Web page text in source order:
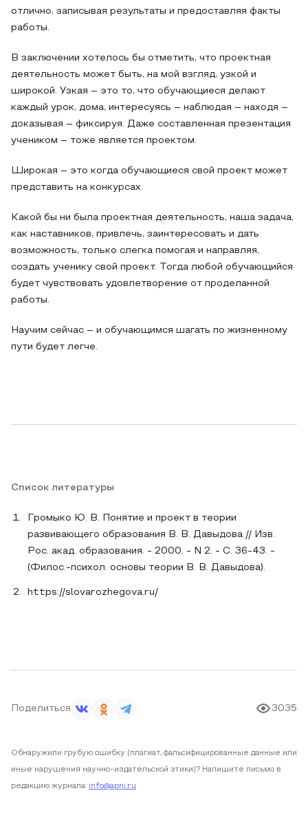
отлично, записывая результаты и предоставляя факты
работы.
В заключении хотелось бы отметить, что проектная
деятельность может быть, на мой взгляд, узкой и
широкой. Узкая – это то, что обучающиеся делают
каждый урок, дома, интересуясь – наблюдая – находя –
доказывая – фиксируя. Даже составленная презентация
учеником – тоже является проектом.
Широкая – это когда обучающиеся свой проект может
представить на конкурсах.
Какой бы ни была проектная деятельность, наша задача,
как наставников, привлечь, заинтересовать и дать
возможность, только слегка помогая и направляя,
создать ученику свой проект. Тогда любой обучающийся
будет чувствовать удовлетворение от проделанной
работы.
Научим сейчас – и обучающимся шагать по жизненному
пути будет легче.
Список литературы
Громыко Ю. В. Понятие и проект в теории
развивающего образования В. В. Давыдова // Изв.
Рос. акад. образования. - 2000. - N 2. - C. 36-43. -
(Филос.-психол. основы теории В. В. Давыдова).
https://slovarozhegova.ru/
Поделиться 3035
Обнаружили грубую ошибку (плагиат, фальсифицированные данные или
иные нарушения научно-издательской этики)? Напишите письмо в
редакцию журнала: info@apni.ru